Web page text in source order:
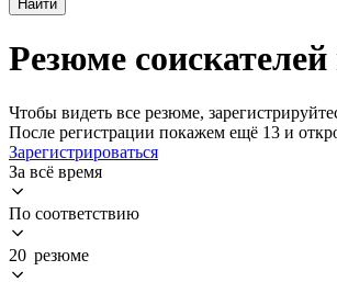
Найти
Резюме
Чтобы видеть все резюме,
После регистрации покажем ещё 13 и
Зарегистрироваться
За всё время
По соответствию
20 резюме